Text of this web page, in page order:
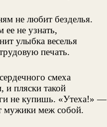
не любит безделья.
ее не узнать,
улыбка веселья
печать.
смеха
и пляски такой
не купишь. «Утеха!» —
мужики меж собой.